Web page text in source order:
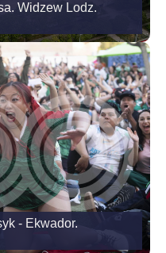
Widzew Lodz.
- Ekwador.